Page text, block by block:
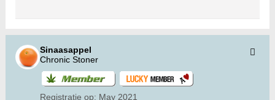
Sinaasappel
Chronic Stoner
Registratie op: May 2021